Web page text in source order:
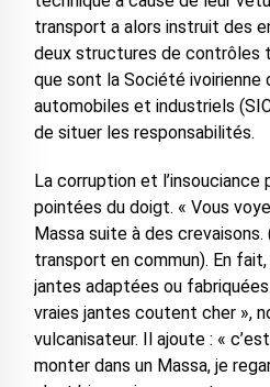
transport a alors instruit des
deux structures de contrôles
que sont la Société ivoirienne
automobiles et industriels
de situer les responsabilités.
La corruption et
pointées du doigt. « Vous
Massa suite à des crevaisons.
transport en commun). En
jantes adaptées ou
vraies jantes coutent cher »,
vulcanisateur. Il ajoute : «
monter dans un Massa, je